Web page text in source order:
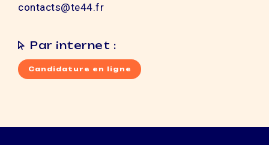
contacts@te44.fr
Par internet :
Candidature en ligne